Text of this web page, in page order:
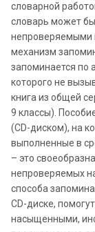
словарной
словарь может
непроверяемыми
механизм
запоминается по
которого не
книга из общей
9 классы).
(CD-диском), на
выполненные в
– это
непроверяемых
способа
CD-диске,
насыщенными,